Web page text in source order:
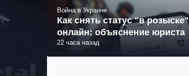
Война в Украине
Как снять статус "в розыске"
онлайн: объяснение юриста
22 часа назад